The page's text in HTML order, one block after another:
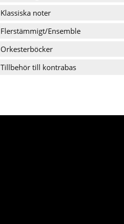
Klassiska noter
Flerstämmigt/Ensemble
Orkesterböcker
Tillbehör till kontrabas